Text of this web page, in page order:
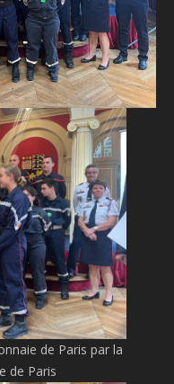
de Paris par la
de Paris